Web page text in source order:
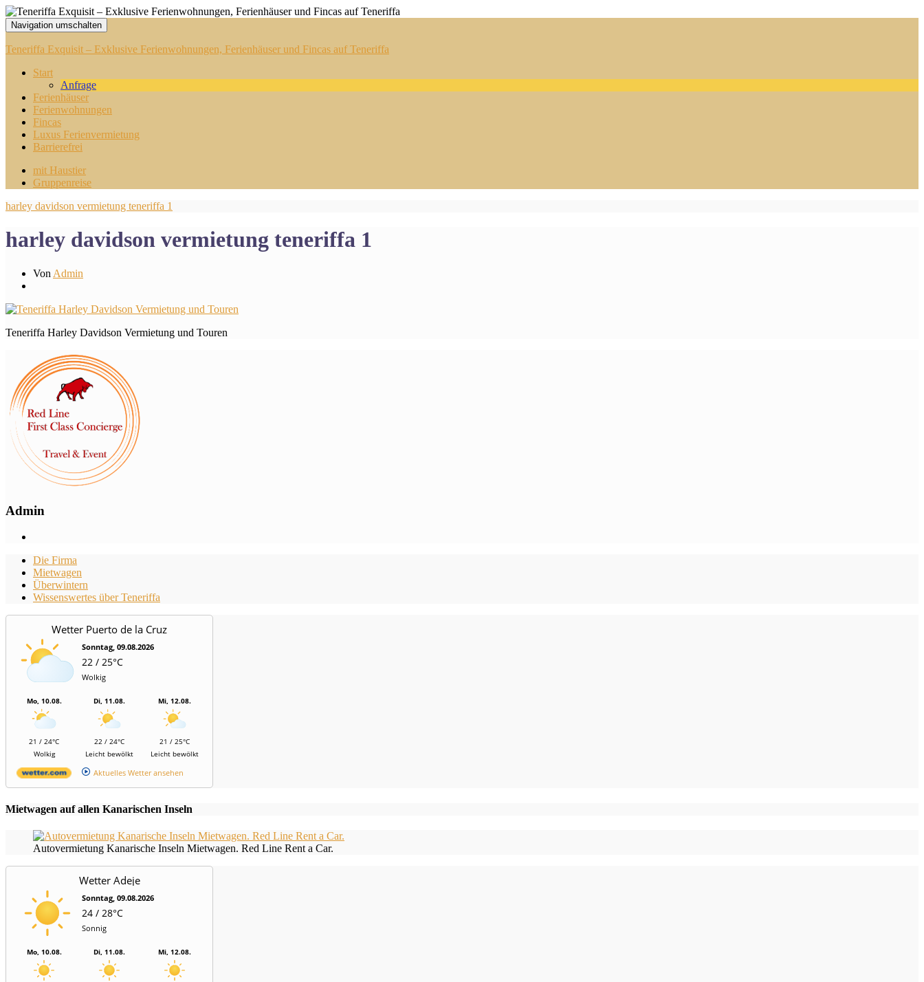
Navigation umschalten
Teneriffa Exquisit – Exklusive Ferienwohnungen, Ferienhäuser und Fincas auf Teneriffa
Start
Anfrage
Ferienhäuser
Ferienwohnungen
Fincas
Luxus Ferienvermietung
Barrierefrei
mit Haustier
Gruppenreise
harley davidson vermietung teneriffa 1
harley davidson vermietung teneriffa 1
Von Admin
Teneriffa Harley Davidson Vermietung und Touren
Admin
Die Firma
Mietwagen
Überwintern
Wissenswertes über Teneriffa
Wetter Puerto de la Cruz
Sonntag, 09.08.2026
22 / 25°C
Wolkig
Mo, 10.08.
21 / 24°C
Wolkig
Di, 11.08.
22 / 24°C
Leicht bewölkt
Mi, 12.08.
21 / 25°C
Leicht bewölkt
Aktuelles Wetter ansehen
Mietwagen auf allen Kanarischen Inseln
Autovermietung Kanarische Inseln Mietwagen. Red Line Rent a Car.
Wetter Adeje
Sonntag, 09.08.2026
24 / 28°C
Sonnig
Mo, 10.08. Di, 11.08. Mi, 12.08.